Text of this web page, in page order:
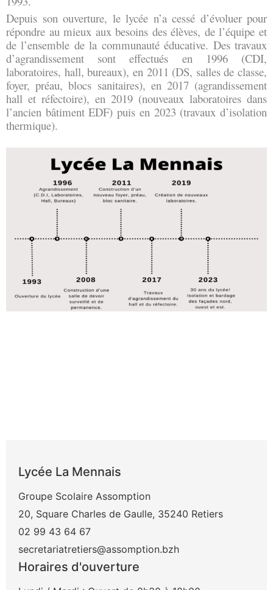
Depuis son ouverture, le lycée n’a cessé d’évoluer pour
répondre au mieux aux besoins des élèves, de l’équipe et
de l’ensemble de la communauté éducative. Des travaux
d’agrandissement sont effectués en 1996 (CDI,
laboratoires, hall, bureaux), en 2011 (DS, salles de classe,
foyer, préau, blocs sanitaires), en 2017 (agrandissement
hall et réfectoire), en 2019 (nouveaux laboratoires dans
l’ancien bâtiment EDF) puis en 2023 (travaux d’isolation
thermique).
Lycée La Mennais
Groupe Scolaire Assomption
20, Square Charles de Gaulle, 35240 Retiers
02 99 43 64 67
secretariatretiers@assomption.bzh
Horaires d'ouverture